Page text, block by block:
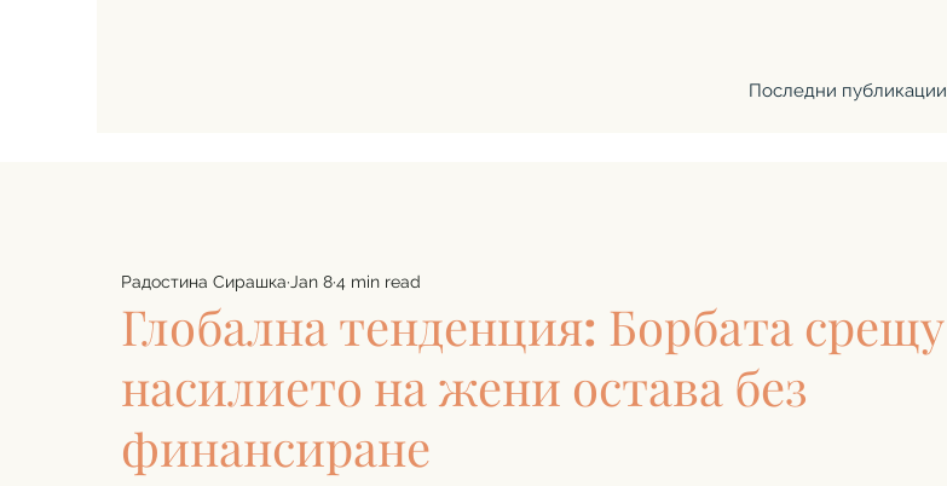
Последни публикации
Глобална тенденция: Борбата срещу
насилието на жени остава без
финансиране
Радостина Сирашка Jan 84 min read